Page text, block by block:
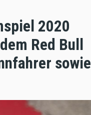
2020
Red Bull
sowie